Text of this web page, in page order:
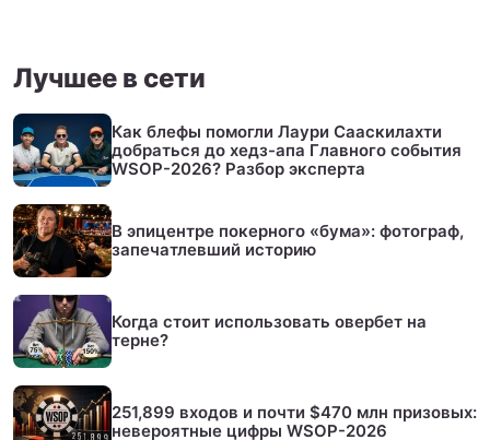
Лучшее в сети
Как блефы помогли Лаури Сааскилахти
добраться до хедз-апа Главного события
WSOP-2026? Разбор эксперта
В эпицентре покерного «бума»: фотограф,
запечатлевший историю
Когда стоит использовать овербет на
терне?
251,899 входов и почти $470 млн призовых:
невероятные цифры WSOP-2026